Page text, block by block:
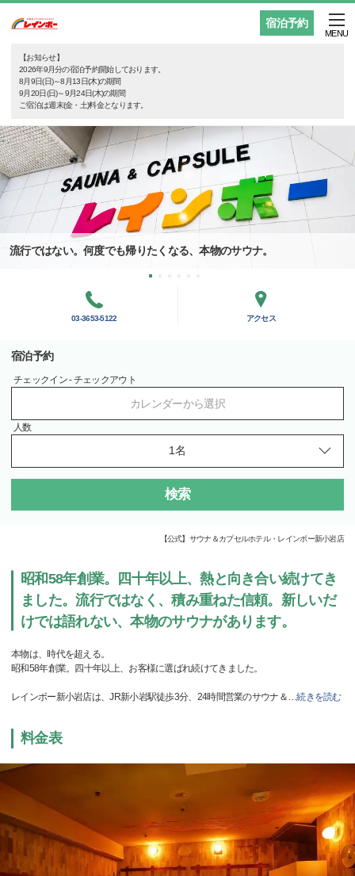
宿泊予約
MENU
【お知らせ】
2026年9月分の宿泊予約開始しております。
8月9日(日)～8月13日(木)の期間
9月20日(日)～9月24日(木)の期間
ご宿泊は週末(金・土)料金となります。
流行ではない。何度でも帰りたくなる、本物のサウナ。
03-3653-5122 アクセス
宿泊予約
チェックイン - チェックアウト
カレンダーから選択
人数
検索
【公式】サウナ＆カプセルホテル・レインボー新小岩店
昭和58年創業。四十年以上、熱と向き合い続けてき
ました。流行ではなく、積み重ねた信頼。新しいだ
けでは語れない、本物のサウナがあります。
本物は、時代を超える。
昭和58年創業。四十年以上、お客様に選ばれ続けてきました。
レインボー新小岩店は、JR新小岩駅徒歩3分、24時間営業のサウナ＆…続きを読む
料金表